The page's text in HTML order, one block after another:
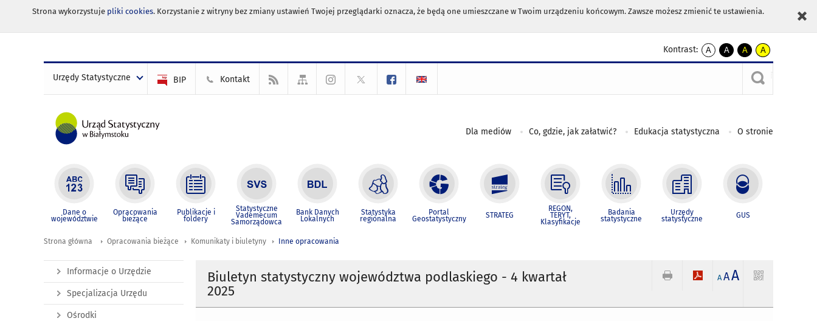
Strona wykorzystuje pliki cookies. Korzystanie z witryny bez zmiany ustawień Twojej przeglądarki oznacza, że będą one umieszczane w Twoim urządzeniu końcowym. Zawsze możesz zmienić te ustawienia.
Kontrast:
A
kontrast
A
kontrast
czarnym
A
kontrast
żółty
tekst
czarnym
A
kontrast
czarny
tekst
żółtym
Urzędy Statystyczne BIP Kontakt
Dla mediów Co, gdzie, jak załatwić? Edukacja statystyczna O stronie
Dane o
województwie
Opracowania
bieżące
Publikacje i
foldery
Statystyczne
Vademecum
Samorządowca
Bank Danych
Lokalnych
Statystyka
regionalna
Portal
Geostatystyczny STRATEG
REGON,
TERYT,
Klasyfikacje
Badania
statystyczne
Urzędy
statystyczne GUS
Strona główna Opracowania bieżące Komunikaty i biuletyny Inne opracowania
Biuletyn statystyczny województwa podlaskiego - 4 kwartał
2025
A AA
Informacje o Urzędzie
Specjalizacja Urzędu
Ośrodki